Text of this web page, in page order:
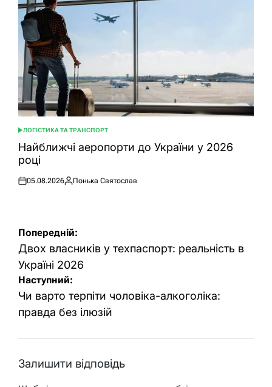
ОПУБЛІКУВАТИ
У
ЛОГІСТИКА ТА ТРАНСПОРТ
Найближчі аеропорти до України у 2026
році
Оприлюднено
05.08.2026
Опубліковано
Понька Святослав
Навігація
записів
Попередній:
Двох власників у техпаспорт: реальність в
Україні 2026
Наступний:
Чи варто терпіти чоловіка-алкоголіка:
правда без ілюзій
Залишити відповідь